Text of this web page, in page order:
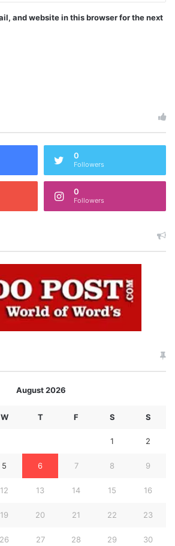
and website in this browser for the next
0
Followers
0
Followers
August 2026
W T F S S
1 2
5 6 7 8 9
12 13 14 15 16
19 20 21 22 23
26 27 28 29 30